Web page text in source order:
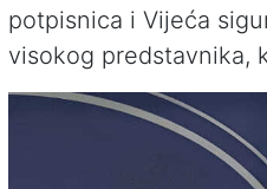
potpisnica i Vijeća
visokog predstavnika,